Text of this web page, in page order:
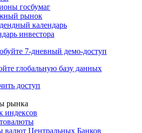
событий
рынок
инвестора
7-дневный
глобальную базу данных
доступ